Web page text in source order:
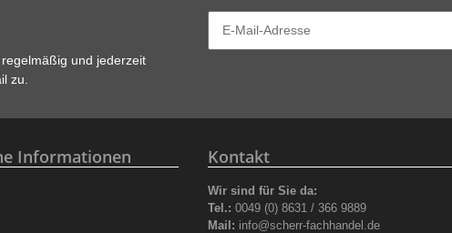
regelmäßig und jederzeit
zu.
Informationen Kontakt
Wir sind für Sie da:
Tel.: 0049 (0) 8631 / 366 9889
Mail: info@scherr-fachhandel.de